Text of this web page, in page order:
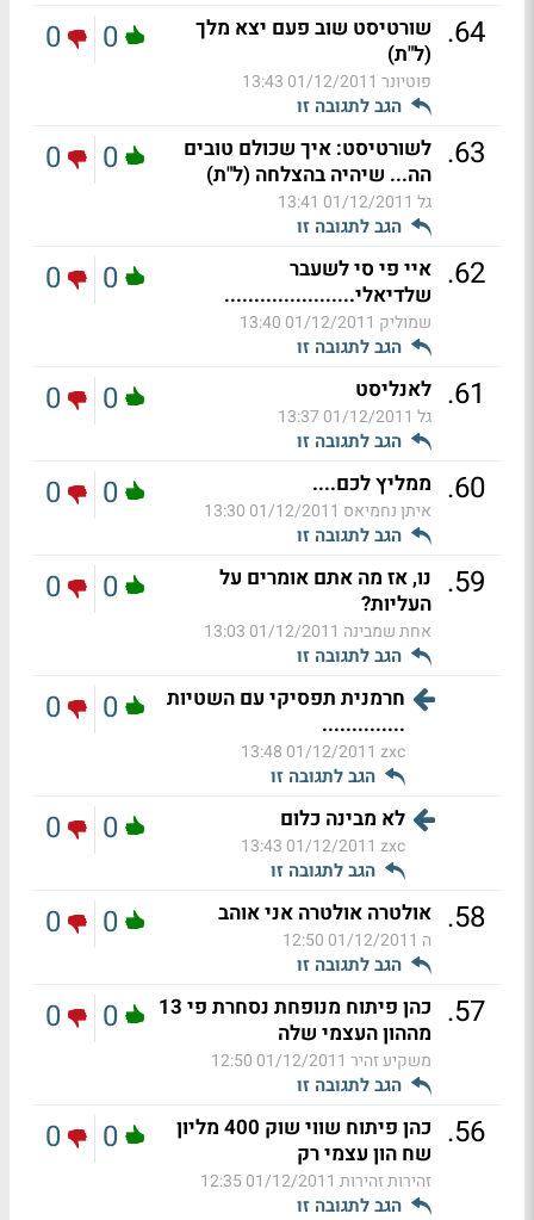
64
. שורטיסט שוב פעם יצא מלך
(ל"ת)
פוטיונר 01/12/2011 13:43
הגב לתגובה זו
0
0
63
. לשורטיסט: איך שכולם טובים
הה... שיהיה בהצלחה (ל"ת)
גל 01/12/2011 13:41
הגב לתגובה זו
0
0
62
. איי פי סי לשעבר
שלדיאלי......................
שמוליק 01/12/2011 13:40
הגב לתגובה זו
0
0
61
. לאנליסט
גל 01/12/2011 13:37
הגב לתגובה זו
0
0
60
. ממליץ לכם....
איתן נחמיאס 01/12/2011 13:30
הגב לתגובה זו
0
0
59
. נו, אז מה אתם אומרים על
העליות?
אחת שמבינה 01/12/2011 13:03
הגב לתגובה זו
0
0
חרמנית תפסיקי עם השטיות
..............
zxc
01/12/2011 13:48
הגב לתגובה זו
0
0
לא מבינה כלום
zxc
01/12/2011 13:43
הגב לתגובה זו
0
0
58
. אולטרה אולטרה אני אוהב
ה 01/12/2011 12:50
הגב לתגובה זו
0
0
57
.
כהן פיתוח מנופחת נסחרת פי 13
מההון העצמי שלה
משקיע זהיר 01/12/2011 12:50
הגב לתגובה זו
0
0
56
.
כהן פיתוח שווי שוק 400 מליון
שח הון עצמי רק
זהירות זהירות 01/12/2011 12:35
הגב לתגובה זו
0
0